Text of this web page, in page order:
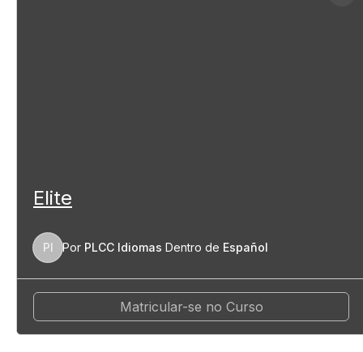
Elite
PI Por PLCC Idiomas Dentro de Español
Matricular-se no Curso